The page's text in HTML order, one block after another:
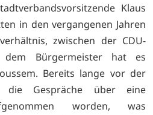
Klaus
in den vergangenen Jahren
zwischen der CDU-
dem Bürgermeister hat es
Bereits lange vor der
die Gespräche über eine
worden, was